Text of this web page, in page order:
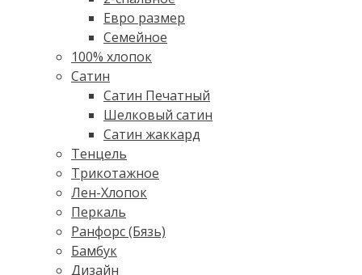
Евро размер
Семейное
100% хлопок
Cатин
Сатин Печатный
Шелковый сатин
Сатин жаккард
Тенцель
Трикотажное
Лен-Хлопок
Перкаль
Ранфорс (Бязь)
Бамбук
Дизайн